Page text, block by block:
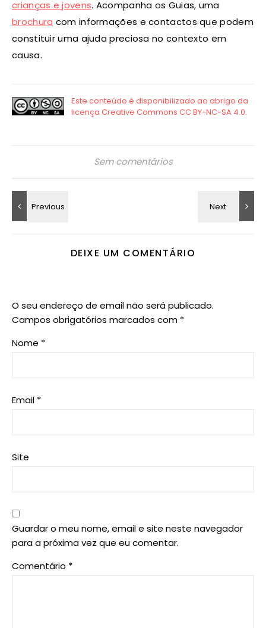
crianças e jovens. Acompanha os Guias, uma
brochura com informações e contactos que podem
constituir uma ajuda preciosa no contexto em
causa.
Sem comentários
DEIXE UM COMENTÁRIO
O seu endereço de email não será publicado.
Campos obrigatórios marcados com *
Nome *
Email *
Site
Guardar o meu nome, email e site neste navegador
para a próxima vez que eu comentar.
Comentário *